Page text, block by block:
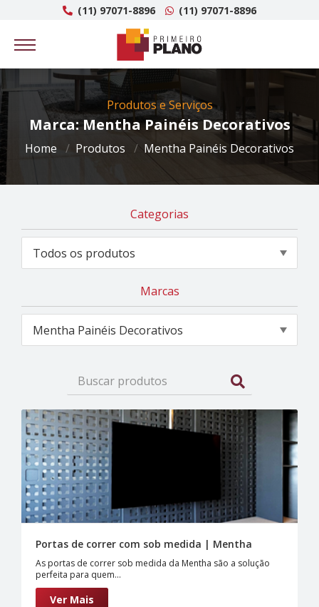
(11) 97071-8896 (11) 97071-8896
Produtos e Serviços
Marca: Mentha Painéis Decorativos
Home Produtos Mentha Painéis Decorativos
Categorias
Marcas
Portas de correr com sob medida | Mentha
As portas de correr sob medida da Mentha são a solução
perfeita para quem...
Ver Mais